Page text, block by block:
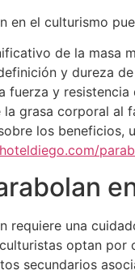
en el culturismo
de la masa
y dureza
fuerza y
la grasa corporal al
los beneficios,
requiere una
optan por
secundarios